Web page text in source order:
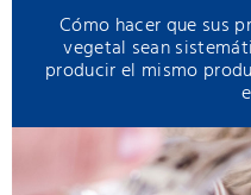
Cómo hacer que sus
vegetal sean
producir el mismo